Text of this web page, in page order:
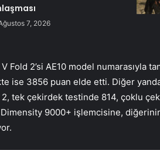
7, 2026
Fold 2’si AE10 model numarasıyla
ise 3856 puan elde etti. Diğer
tek çekirdek testinde 814, çoklu
9000+ işlemcisine,